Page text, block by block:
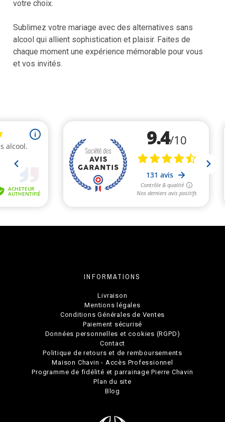
votre choix.
Sublimez votre mariage avec des alternatives sans
alcool qui allient sophistication et plaisir. Faites de
chaque moment une expérience mémorable pour vous
et vos invités.
INFORMATIONS
Livraison
Mentions légales
Conditions Générales de Ventes
Paiement sécurisé
Données personnelles et cookies (RGPD)
Contact
Politique de retours et de remboursements
Maison Chavin - Accès Professionnel
Programme de fidélité et parrainage Pierre Chavin
Plan du site
Blog